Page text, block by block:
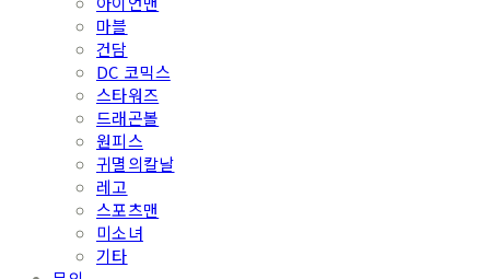
마블
건담
DC 코믹스
스타워즈
드래곤볼
원피스
귀멸의칼날
레고
스포츠맨
미소녀
기타